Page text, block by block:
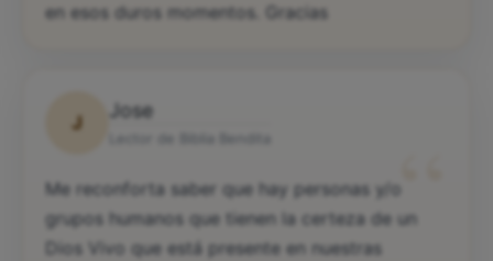
en esos duros momentos. Gracias
J
Jose
“
Me reconforta saber que hay personas y/o
grupos humanos que tienen la certeza de un
Dios Vivo que está presente en nuestras